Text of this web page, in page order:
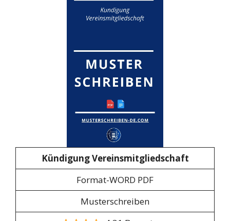
Kündigung Vereinsmitgliedschaft
Format-WORD PDF
Musterschreiben